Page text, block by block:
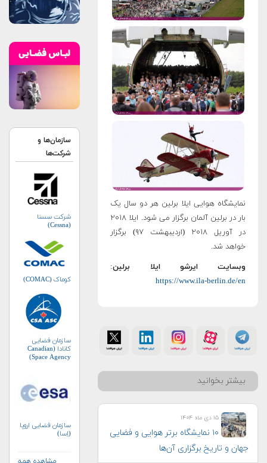
نمایشگاه هوایی ایلا برلین هر دو سال یک
بار در برلین آلمان برگزار می شود. ایلا ۲۰۱۸
در آوریل ۲۰۱۸ (اردیبهشت ۹۷) برگزار
خواهد شد.
وبسایت ایرشو ایلا برلین:
https://www.ila-berlin.de/en
بیشتر بخوانید
۱۵ دی ماه ۱۴۰۴
۱۰ نمایشگاه برتر هوایی و فضایی
جهان و تاریخ برگزاری آن‌ها
سازمان‌ها و
شرکت‌ها
شرکت سسنا
(Cessna)
کوماک (COMAC)
سازمان فضایی
کانادا (Canadian
Space Agency)
سازمان فضایی اروپا
(اِسا)